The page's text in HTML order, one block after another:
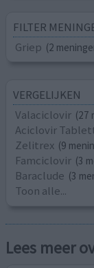
FILTER
Griep (2
VERGELIJKEN
Valaciclovir (27
Aciclovir
Zelitrex (9
Famciclovir (3
Baraclude (3
Toon alle...
Lees meer